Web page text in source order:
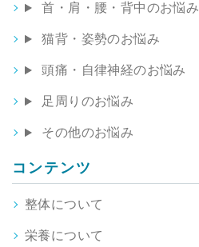
首・肩・腰・背中のお悩み
猫背・姿勢のお悩み
頭痛・自律神経のお悩み
足周りのお悩み
その他のお悩み
コンテンツ
整体について
栄養について